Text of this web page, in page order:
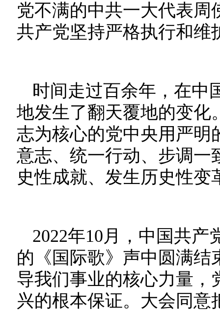
党不满的中共一大代表
共产党坚持严格执行和维
时间走过百余年，在中
地发生了翻天覆地的变化
志为核心的党中央用严明
意志、统一行动、步调一
史性成就、发生历史性
2022年10月，中国共
的《国际歌》声中圆满
导我们事业的核心力量，
兴的根本保证。大会同